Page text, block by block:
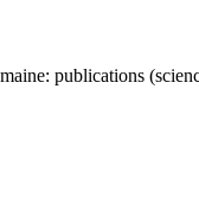
publications